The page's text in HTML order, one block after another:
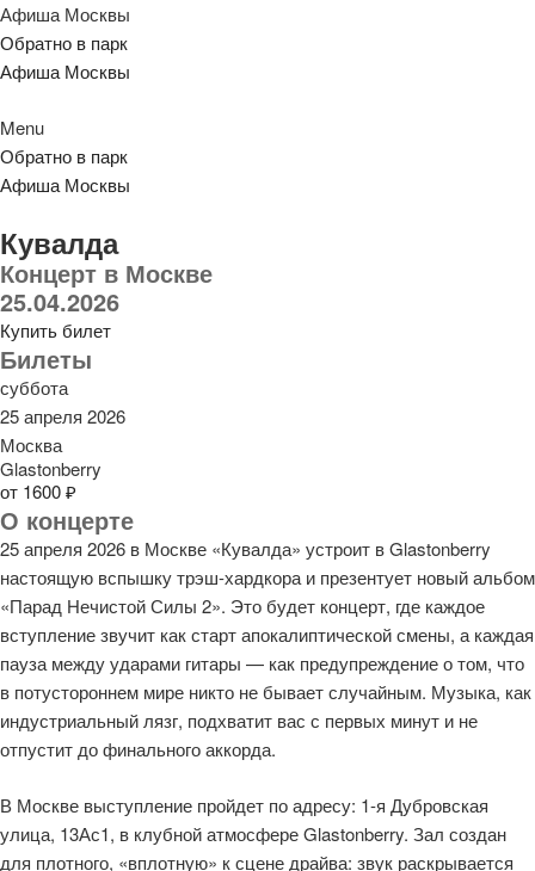
Афиша Москвы
Обратно в парк
Афиша Москвы
Menu
Обратно в парк
Афиша Москвы
Кувалда
Концерт в Москве
25.04.2026
Купить билет
Билеты
суббота
25 апреля 2026
Москва
Glastonberry
от 1600 ₽
О концерте
25 апреля 2026 в Москве «Кувалда» устроит в Glastonberry
настоящую вспышку трэш-хардкора и презентует новый альбом
«Парад Нечистой Силы 2». Это будет концерт, где каждое
вступление звучит как старт апокалиптической смены, а каждая
пауза между ударами гитары — как предупреждение о том, что
в потустороннем мире никто не бывает случайным. Музыка, как
индустриальный лязг, подхватит вас с первых минут и не
отпустит до финального аккорда.
В Москве выступление пройдет по адресу: 1-я Дубровская
улица, 13Ас1, в клубной атмосфере Glastonberry. Зал создан
для плотного, «вплотную» к сцене драйва: звук раскрывается